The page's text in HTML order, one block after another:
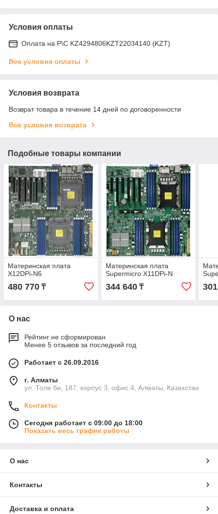
Условия оплаты
Оплата на Р\С KZ4294806KZT22034140 (KZT)
Все условия оплаты
Условия возврата
Возврат товара в течение 14 дней по договоренности
Все условия возврата
Подобные товары компании
Материнская плата
X12DPi-N6
480 770 ₸
Материнская плата
Supermicro X11DPi-N
344 640₸
О нас
Рейтинг не сформирован
Менее 5 отзывов за последний год
Работает с 26.09.2016
г. Алматы
ул. Толе би, 187, корпус 3, офис 4, Алматы, Казахстан
Контакты
Сегодня работает с 09:00 до 18:00
Показать весь график работы
О нас
Контакты
Доставка и оплата